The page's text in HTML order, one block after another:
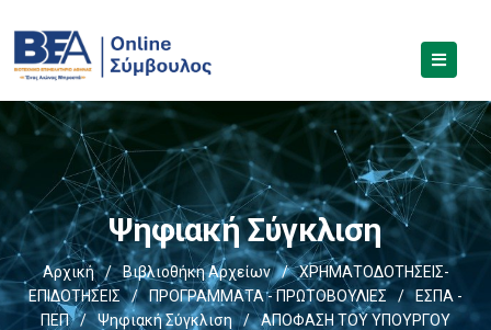
Ψηφιακή Σύγκλιση
Αρχική / Βιβλιοθήκη Αρχείων /
ΧΡΗΜΑΤΟΔΟΤΗΣΕΙΣ-
ΕΠΙΔΟΤΗΣΕΙΣ
/ ΠΡΟΓΡΑΜΜΑΤΑ - ΠΡΩΤΟΒΟΥΛΙΕΣ /
ΕΣΠΑ -
ΠΕΠ
/ Ψηφιακή Σύγκλιση /
ΑΠΟΦΑΣΗ ΤΟΥ ΥΠΟΥΡΓΟΥ